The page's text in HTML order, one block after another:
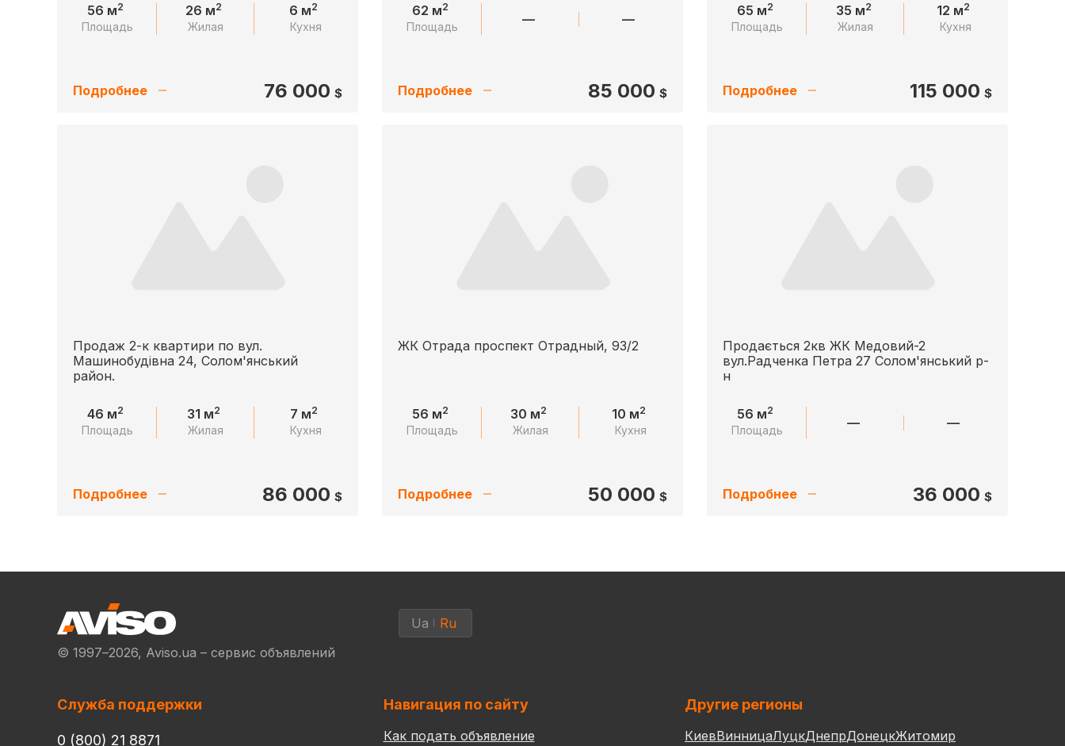
56 м2
Площадь
26 м2
Жилая
6 м2
Кухня
Подробнее 76 000 $
62 м2
Площадь — —
Подробнее 85 000 $
65 м2
Площадь
35 м2
Жилая
12 м2
Кухня
Подробнее 115 000 $
Продаж 2-к квартири по вул.
Машинобудівна 24, Солом'янський
район.
46 м2
Площадь
31 м2
Жилая
7 м2
Кухня
Подробнее 86 000 $
ЖК Отрада проспект Отрадный, 93/2
56 м2
Площадь
30 м2
Жилая
10 м2
Кухня
Подробнее 50 000 $
Продається 2кв ЖК Медовий-2
вул.Радченка Петра 27 Солом'янський р-
н
56 м2
Площадь — —
Подробнее 36 000 $
© 1997–2026, Aviso.ua – сервис объявлений
Ua Ru
Служба поддержки
0 (800) 21 8871
Навигация по сайту
Как подать объявление
Другие регионы
КиевВинницаЛуцкДнепрДонецкЖитомир